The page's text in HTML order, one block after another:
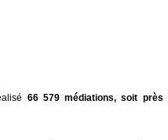
66 579 médiations, soit près